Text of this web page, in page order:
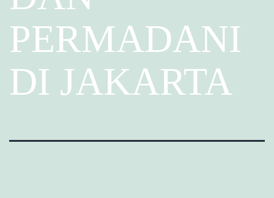
PERMADANI
DI JAKARTA